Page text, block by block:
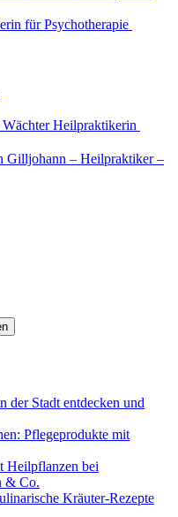
für Psychotherapie
Heilpraktikerin
Gilljohann – Heilpraktiker –
der Stadt entdecken und
Pflegeprodukte mit
Heilpflanzen bei
& Co.
Kräuter-Rezepte